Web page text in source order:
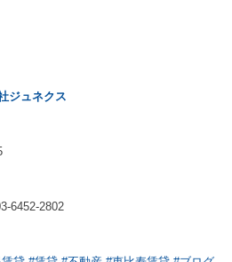
ジュネクス
6452-2802